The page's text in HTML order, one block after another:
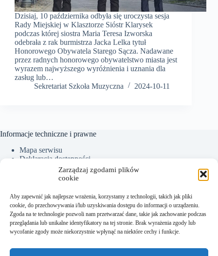
Zarządzaj zgodami plików
cookie
Aby zapewnić jak najlepsze wrażenia, korzystamy z technologii, takich jak pliki
cookie, do przechowywania i/lub uzyskiwania dostępu do informacji o urządzeniu.
Zgoda na te technologie pozwoli nam przetwarzać dane, takie jak zachowanie podczas
przeglądania lub unikalne identyfikatory na tej stronie. Brak wyrażenia zgody lub
wycofanie zgody może niekorzystnie wpłynąć na niektóre cechy i funkcje.
Dzisiaj, 10 października odbyła się uroczysta sesja
Rady Miejskiej w Klasztorze Sióstr Klarysek
podczas której siostra Maria Teresa Izworska
odebrała z rak burmistrza Jacka Lelka tytuł
Honorowego Obywatela Starego Sącza. Nadawane
przez radnych honorowego obywatelstwo miasta jest
wyrazem najwyższego wyróżnienia i uznania dla
zasług lub…
Sekretariat Szkoła Muzyczna
2024-10-11
Informacje techniczne i prawne
Mapa serwisu
Deklaracja dostępności
Ochrona Danych Osobowych
Polityka plików cookies (EU)
Kontakt:
Sekretariat tel.: +48 18 300 01 93
Dyrektor tel. kom.: +48 782 538 840